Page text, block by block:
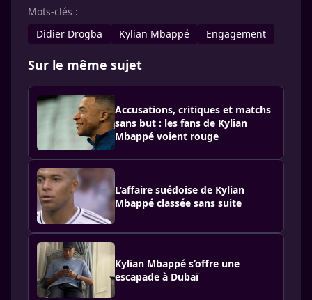
Mots-clés :
Didier Drogba
Kylian Mbappé Engagement
Sur le même sujet
Accusations, critiques et matchs
sans but : les fans de Kylian
Mbappé voient rouge
L’affaire suédoise de Kylian
Mbappé classée sans suite
Kylian Mbappé s’offre une
escapade à Dubaï